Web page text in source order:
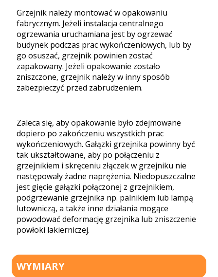
Grzejnik należy montować w opakowaniu
fabrycznym. Jeżeli instalacja centralnego
ogrzewania uruchamiana jest by ogrzewać
budynek podczas prac wykończeniowych, lub by
go osuszać, grzejnik powinien zostać
zapakowany. Jeżeli opakowanie zostało
zniszczone, grzejnik należy w inny sposób
zabezpieczyć przed zabrudzeniem.
Zaleca się, aby opakowanie było zdejmowane
dopiero po zakończeniu wszystkich prac
wykończeniowych. Gałązki grzejnika powinny być
tak ukształtowane, aby po połączeniu z
grzejnikiem i skręceniu złączek w grzejniku nie
następowały żadne naprężenia. Niedopuszczalne
jest gięcie gałązki połączonej z grzejnikiem,
podgrzewanie grzejnika np. palnikiem lub lampą
lutowniczą, a także inne działania mogące
powodować deformację grzejnika lub zniszczenie
powłoki lakierniczej.
WYMIARY